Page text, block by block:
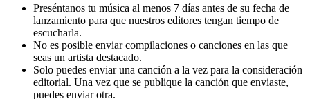
Preséntanos tu música al menos 7 días antes de su fecha de
lanzamiento para que nuestros editores tengan tiempo de
escucharla.
No es posible enviar compilaciones o canciones en las que
seas un artista destacado.
Solo puedes enviar una canción a la vez para la consideración
editorial. Una vez que se publique la canción que enviaste,
puedes enviar otra.